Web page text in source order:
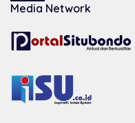
Media Network